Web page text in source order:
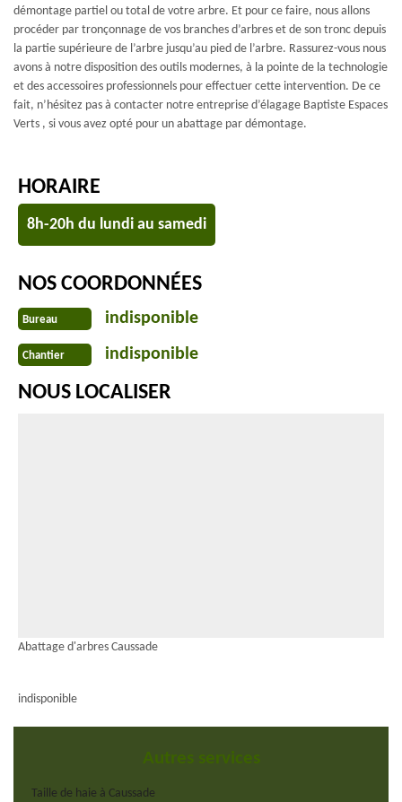
démontage partiel ou total de votre arbre. Et pour ce faire, nous allons
procéder par tronçonnage de vos branches d’arbres et de son tronc depuis
la partie supérieure de l’arbre jusqu’au pied de l’arbre. Rassurez-vous nous
avons à notre disposition des outils modernes, à la pointe de la technologie
et des accessoires professionnels pour effectuer cette intervention. De ce
fait, n’hésitez pas à contacter notre entreprise d’élagage Baptiste Espaces
Verts , si vous avez opté pour un abattage par démontage.
HORAIRE
8h-20h du lundi au samedi
NOS COORDONNÉES
Bureau indisponible
Chantier indisponible
NOUS LOCALISER
Abattage d'arbres Caussade
indisponible
Autres services
Taille de haie à Caussade